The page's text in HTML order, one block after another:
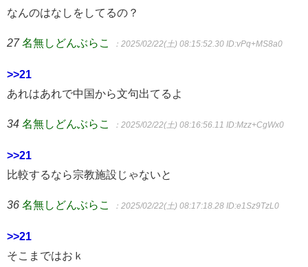
なんのはなしをしてるの？
27 名無しどんぶらこ ：2025/02/22(土) 08:15:52.30 ID:vPq+MS8a0
>>21
あれはあれで中国から文句出てるよ
34 名無しどんぶらこ ：2025/02/22(土) 08:16:56.11 ID:Mzz+CgWx0
>>21
比較するなら宗教施設じゃないと
36 名無しどんぶらこ ：2025/02/22(土) 08:17:18.28 ID:e1Sz9TzL0
>>21
そこまではおｋ